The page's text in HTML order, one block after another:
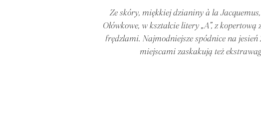
Ze skóry, miękkiej dzianiny à la
Ołówkowe, w kształcie litery „A”, z
frędzlami. Najmodniejsze spódnice na
miejscami zaskakują też